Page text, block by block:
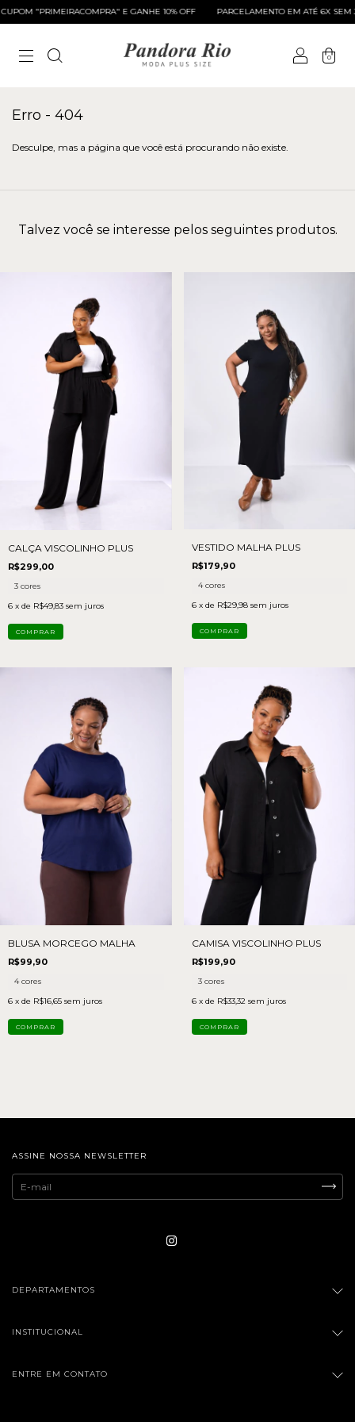
"PRIMEIRACOMPRA" E GANHE 10% OFF PARCELAMENTO EM ATÉ 6X SEM
0
Erro - 404
Desculpe, mas a página que você está procurando não existe.
Talvez você se interesse pelos seguintes produtos.
CALÇA VISCOLINHO PLUS
R$299,00
3 cores
6 x de R$49,83 sem juros
COMPRAR
VESTIDO MALHA PLUS
R$179,90
4 cores
6 x de R$29,98 sem juros
COMPRAR
BLUSA MORCEGO MALHA
R$99,90
4 cores
6 x de R$16,65 sem juros
COMPRAR
CAMISA VISCOLINHO PLUS
R$199,90
3 cores
6 x de R$33,32 sem juros
COMPRAR
ASSINE NOSSA NEWSLETTER
DEPARTAMENTOS
INSTITUCIONAL
ENTRE EM CONTATO